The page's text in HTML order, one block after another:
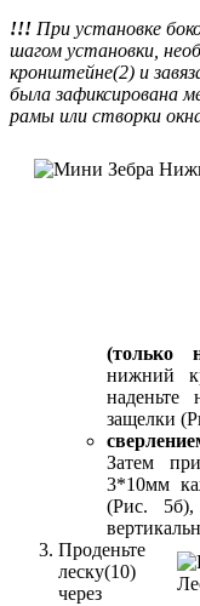
!!! При установке
шагом установки,
кронштейне(2) и
была зафиксирована
рамы или створки
(только
нижний
защелки
Затем
3*10мм
(Рис.
Проденьте
леску(10)
через